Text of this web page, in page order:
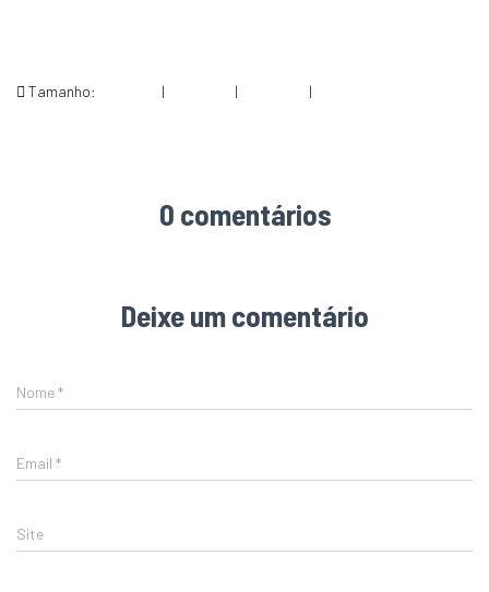
Tamanho: | | |
0 comentários
Deixe um comentário
Nome*
Email *
Site